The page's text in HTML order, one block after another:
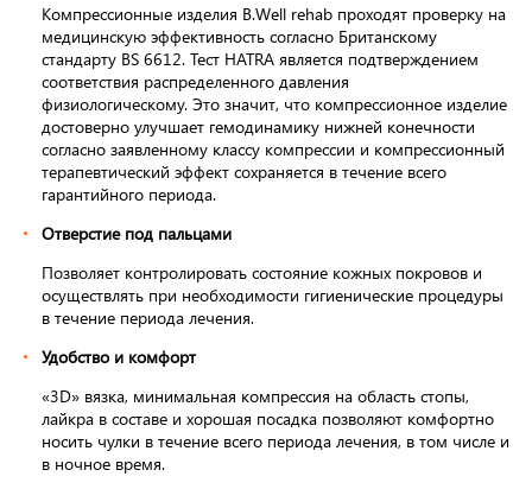
Компрессионные изделия B.Well rehab проходят проверку на
медицинскую эффективность согласно Британскому
стандарту BS 6612. Тест HATRA является подтверждением
соответствия распределенного давления
физиологическому. Это значит, что компрессионное изделие
достоверно улучшает гемодинамику нижней конечности
согласно заявленному классу компрессии и компрессионный
терапевтический эффект сохраняется в течение всего
гарантийного периода.
Отверстие под пальцами
Позволяет контролировать состояние кожных покровов и
осуществлять при необходимости гигиенические процедуры
в течение периода лечения.
Удобство и комфорт
«3D» вязка, минимальная компрессия на область стопы,
лайкра в составе и хорошая посадка позволяют комфортно
носить чулки в течение всего периода лечения, в том числе и
в ночное время.